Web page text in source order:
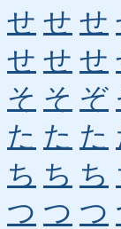
せ せ せ
せ せ せ
そ そ ぞ
た た た
ち ち ち
つ つ つ